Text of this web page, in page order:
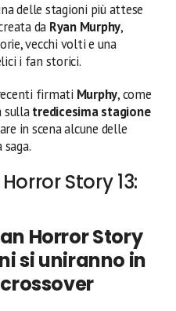
delle stagioni più attese
da Ryan Murphy,
vecchi volti e una
i fan storici.
firmati Murphy, come
sullatredicesima stagione
in scena alcune delle
Story 13:
Horror Story
si uniranno in